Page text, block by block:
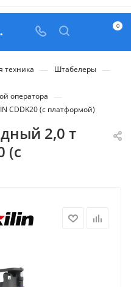
в Belapex 0
техника — Штабелеры —
оператора —
CDDK20 (с платформой)
2,0 т
(с